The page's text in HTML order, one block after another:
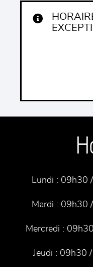
Lundi : 09h30
Mardi : 09h30
Mercredi :
Jeudi : 09h30